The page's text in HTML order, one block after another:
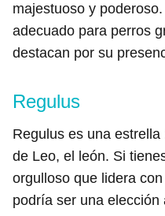
majestuoso y
adecuado para perros
destacan por su
Regulus
Regulus es una
de Leo, el león. Si
orgulloso que lidera
podría ser una elección